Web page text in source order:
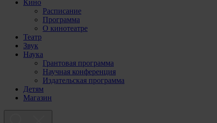
Кино
Расписание
Программа
О кинотеатре
Театр
Звук
Наука
Грантовая программа
Научная конференция
Издательская программа
Детям
Магазин